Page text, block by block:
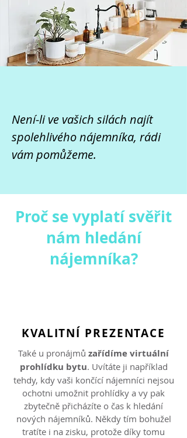
Není-li ve vašich silách najít
spolehlivého nájemníka, rádi
vám pomůžeme.
Proč se vyplatí svěřit
nám hledání
nájemníka?
KVALITNÍ PREZENTACE
Také u pronájmů zařídíme virtuální
prohlídku bytu. Uvítáte ji například
tehdy, kdy vaši končící nájemníci nejsou
ochotni umožnit prohlídky a vy pak
zbytečně přicházíte o čas k hledání
nových nájemníků. Někdy tím bohužel
tratíte i na zisku, protože díky tomu